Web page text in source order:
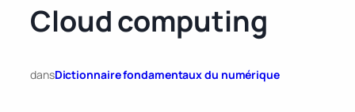
Cloud computing
dansDictionnaire fondamentaux du numérique